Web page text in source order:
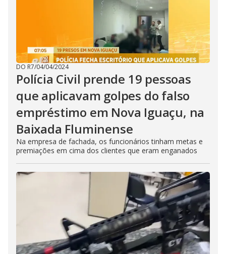
DO R7/04/04/2024
Polícia Civil prende 19 pessoas
que aplicavam golpes do falso
empréstimo em Nova Iguaçu, na
Baixada Fluminense
Na empresa de fachada, os funcionários tinham metas e
premiações em cima dos clientes que eram enganados